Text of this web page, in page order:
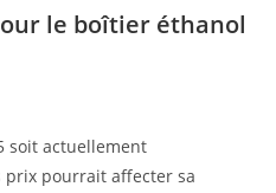
le boîtier éthanol
soit actuellement
prix pourrait affecter sa